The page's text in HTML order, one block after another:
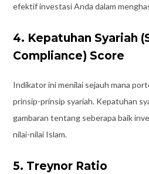
efektif investasi Anda dalam
4. Kepatuhan Syariah
Compliance) Score
Indikator ini menilai sejauh mana
prinsip-prinsip syariah. Kepatuhan
gambaran tentang seberapa baik
nilai-nilai Islam.
5. Treynor Ratio